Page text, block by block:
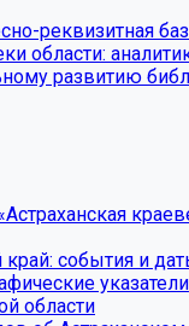
реквизитная
области:
развитию
край: события и
указатели
области